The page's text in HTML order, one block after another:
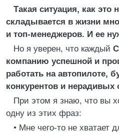
Такая ситуация, как это
складывается в жизни
и топ-менеджеров. И ее
Но я уверен, что каждый
компанию успешной и
работать на автопилоте,
конкурентов и нерадивых
При этом я знаю, что вы
одну из этих фраз:
• Мне чего-то не хватает